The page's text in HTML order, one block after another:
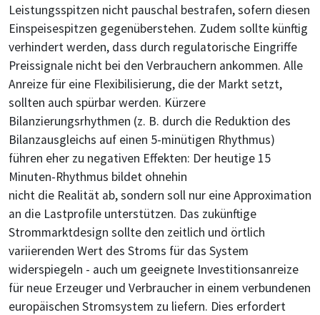
Leistungsspitzen nicht pauschal bestrafen, sofern diesen
Einspeisespitzen gegenüberstehen. Zudem sollte künftig
verhindert werden, dass durch regulatorische Eingriffe
Preissignale nicht bei den Verbrauchern ankommen. Alle
Anreize für eine Flexibilisierung, die der Markt setzt,
sollten auch spürbar werden. Kürzere
Bilanzierungsrhythmen (z. B. durch die Reduktion des
Bilanzausgleichs auf einen 5-minütigen Rhythmus)
führen eher zu negativen Effekten: Der heutige 15
Minuten-Rhythmus bildet ohnehin
nicht die Realität ab, sondern soll nur eine Approximation
an die Lastprofile unterstützen. Das zukünftige
Strommarktdesign sollte den zeitlich und örtlich
variierenden Wert des Stroms für das System
widerspiegeln - auch um geeignete Investitionsanreize
für neue Erzeuger und Verbraucher in einem verbundenen
europäischen Stromsystem zu liefern. Dies erfordert